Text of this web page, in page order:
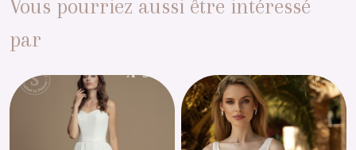
Vous pourriez aussi être intéressé
par